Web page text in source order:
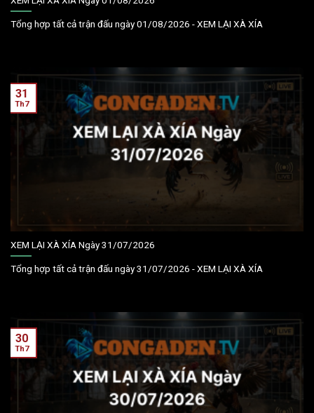
Tổng hợp tất cả trận đấu ngày 01/08/2026 - XEM LẠI XÀ XÍA
XEM LẠI XÀ XÍA Ngày 31/07/2026
Tổng hợp tất cả trận đấu ngày 31/07/2026 - XEM LẠI XÀ XÍA
31
Th7
30
Th7